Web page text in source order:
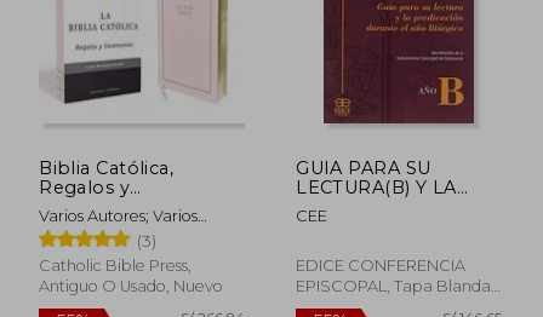
Biblia Católica,
Regalos y
Ceremonias, Color
Rosa, Cuero
Reciclado
Varios Autores; Varios
Autores
(3)
Catholic Bible Press,
Antiguo O Usado, Nuevo
GUIA PARA SU
LECTURA(B) Y LA
PREDICACION
DURANTE EL AÑO
CEE
EDICE CONFERENCIA
EPISCOPAL, Tapa Blanda,
Nuevo